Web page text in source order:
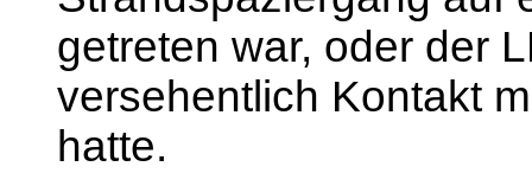
getreten war, oder der
versehentlich Kontakt
hatte.